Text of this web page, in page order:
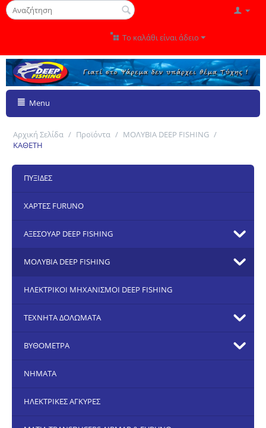
Το καλάθι είναι άδειο
Menu
Αρχική Σελίδα / Προϊόντα / ΜΟΛΥΒΙΑ DEEP FISHING /
ΚΑΘΕΤΗ
ΠΥΞΙΔΕΣ
ΧΑΡΤΕΣ FURUNO
ΑΞΕΣΟΥΑΡ DEEP FISHING
ΜΟΛΥΒΙΑ DEEP FISHING
ΗΛΕΚΤΡΙΚΟΙ ΜΗΧΑΝΙΣΜΟΙ DEEP FISHING
ΤΕΧΝΗΤΑ ΔΟΛΩΜΑΤΑ
ΒΥΘΟΜΕΤΡΑ
ΝΗΜΑΤΑ
ΗΛΕΚΤΡΙΚΕΣ ΑΓΚΥΡΕΣ